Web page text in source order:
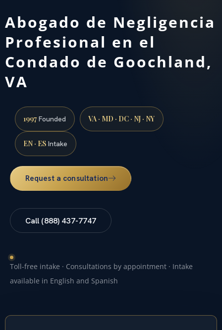
Abogado de Negligencia
Profesional en el
Condado de Goochland,
VA
1997Founded VA · MD · DC · NJ · NY
EN · ES Intake
Request a consultation
Call (888) 437-7747
Toll-free intake · Consultations by appointment · Intake
available in English and Spanish